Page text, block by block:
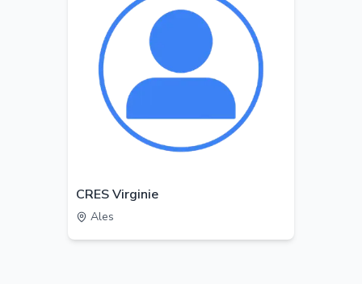
CRES Virginie
Ales